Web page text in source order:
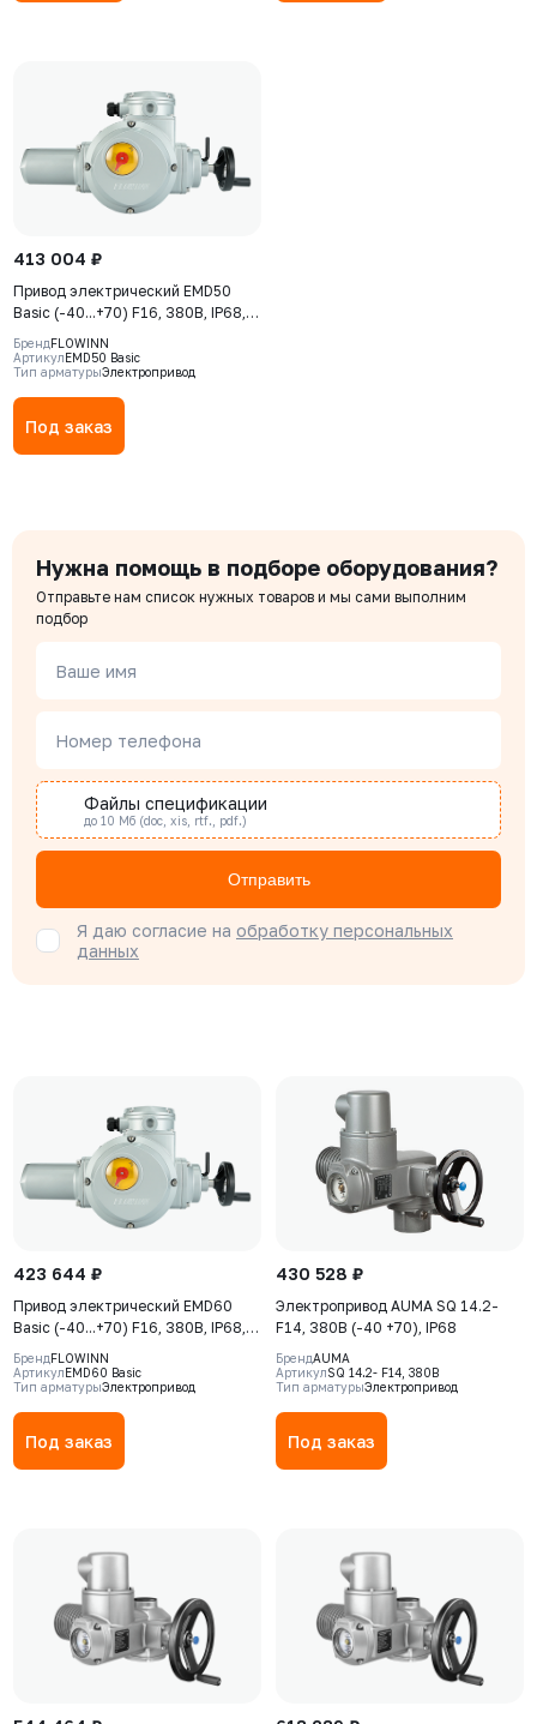
413 004 ₽
Привод электрический EMD50
Basic (-40...+70) F16, 380В, IP68,
S2-15min
БрендFLOWINN
АртикулEMD50 Basic
Тип арматурыЭлектропривод
Под заказ
Нужна помощь в подборе оборудования?
Отправьте нам список нужных товаров и мы сами выполним
подбор
Ваше имя
Номер телефона
Файлы спецификации
до 10 Мб (doc, xis, rtf., pdf.)
Отправить
Я даю согласие на обработку персональных
данных
423 644 ₽
Привод электрический EMD60
Basic (-40...+70) F16, 380В, IP68,
S2-15min
БрендFLOWINN
АртикулEMD60 Basic
Тип арматурыЭлектропривод
Под заказ
430 528 ₽
Электропривод AUMA SQ 14.2-
F14, 380В (-40 +70), IP68
БрендAUMA
АртикулSQ 14.2- F14, 380В
Тип арматурыЭлектропривод
Под заказ